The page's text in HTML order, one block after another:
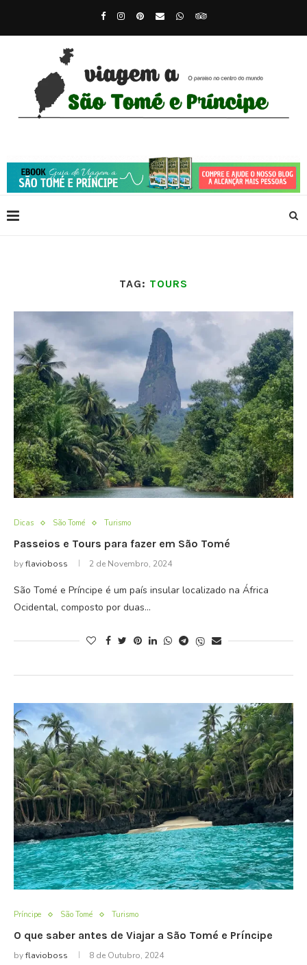
TAG: TOURS
Dicas São Tomé Turismo
Passeios e Tours para fazer em São Tomé
byflavioboss 2 de Novembro, 2024
São Tomé e Príncipe é um país insular localizado na África
Ocidental, composto por duas…
Príncipe São Tomé Turismo
O que saber antes de Viajar a São Tomé e Príncipe
byflavioboss 8 de Outubro, 2024